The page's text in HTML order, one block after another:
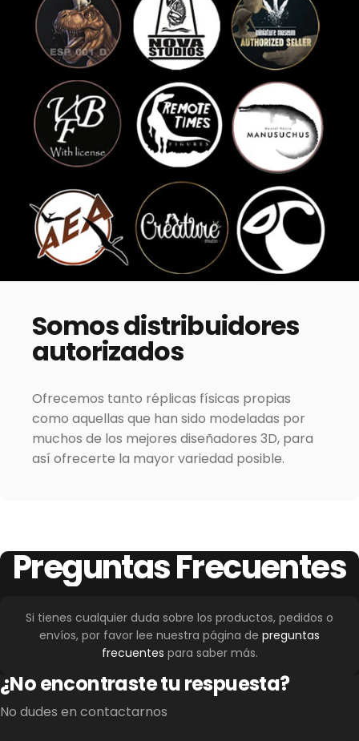
Somosdistribuidores
autorizados
Ofrecemos tanto réplicas físicas propias
como aquellas que han sido modeladas por
muchos de los mejores diseñadores 3D, para
así ofrecerte la mayor variedad posible.
PreguntasFrecuentes
Si tienes cualquier duda sobre los productos, pedidos o
envíos, por favor lee nuestra página de preguntas
frecuentes para saber más.
¿No encontraste tu respuesta?
No dudes en contactarnos